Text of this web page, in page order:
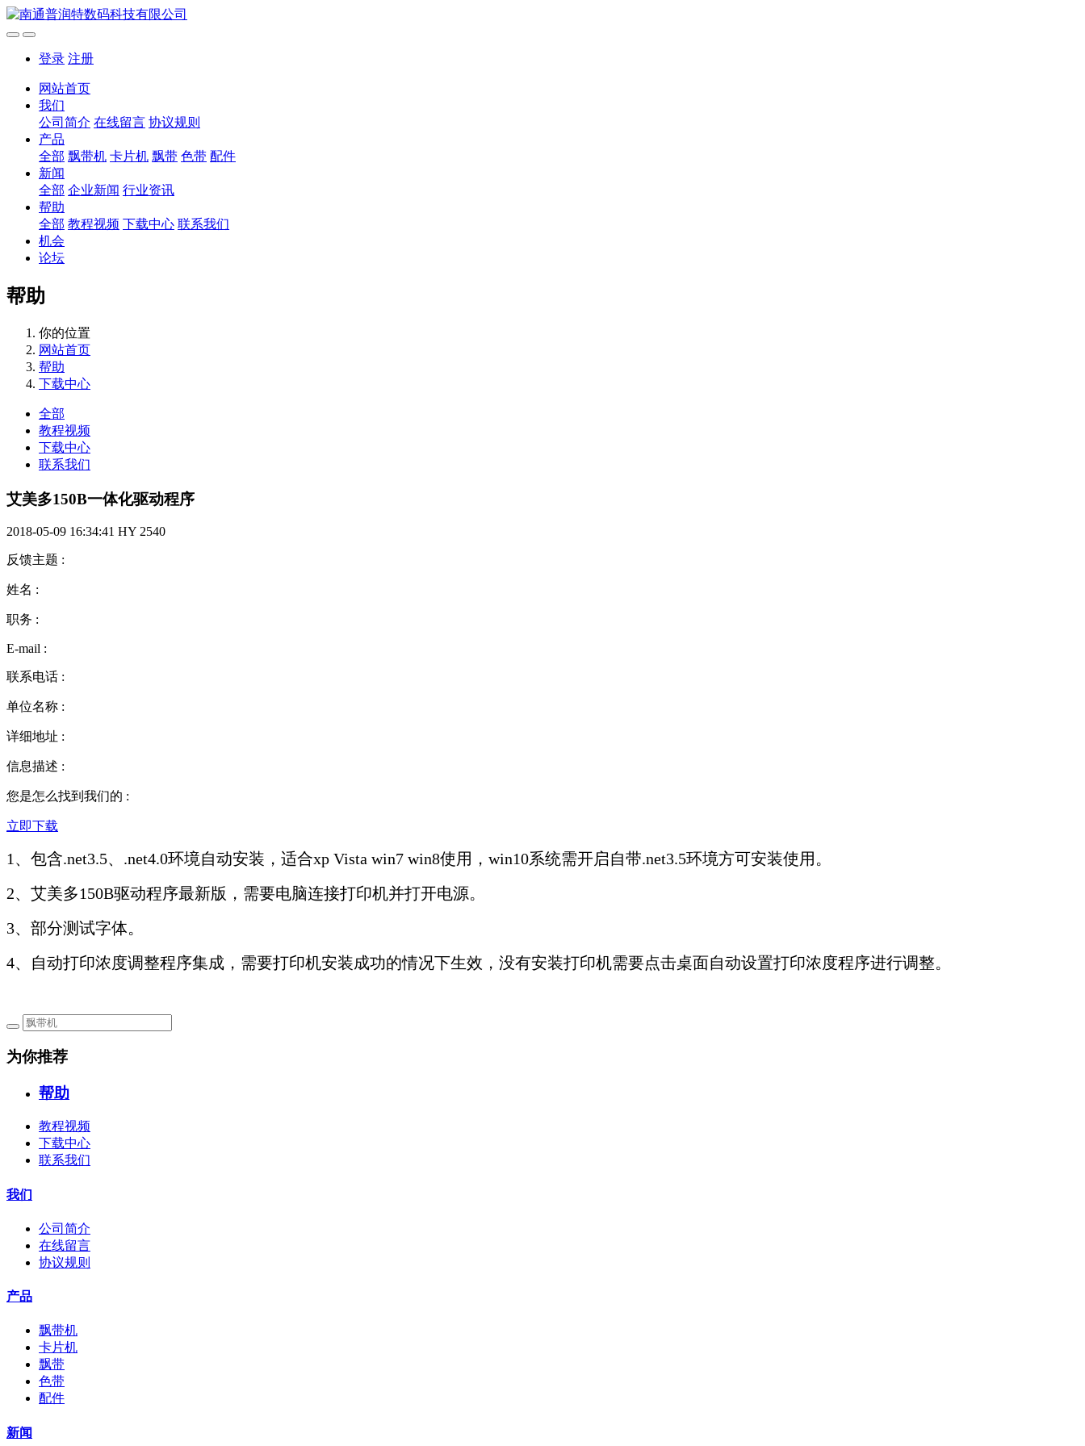
登录 注册
网站首页
我们
公司简介 在线留言 协议规则
产品
全部 飘带机 卡片机 飘带 色带 配件
新闻
全部 企业新闻 行业资讯
帮助
全部 教程视频 下载中心 联系我们
机会
论坛
帮助
你的位置
网站首页
帮助
下载中心
全部
教程视频
下载中心
联系我们
艾美多150B一体化驱动程序
2018-05-09 16:34:41 HY 2540
反馈主题 :
姓名 :
职务 :
E-mail :
联系电话 :
单位名称 :
详细地址 :
信息描述 :
您是怎么找到我们的 :
立即下载
1、包含.net3.5、.net4.0环境自动安装，适合xp Vista win7 win8使用，win10系统需开启自带.net3.5环境方可安装使用。
2、艾美多150B驱动程序最新版，需要电脑连接打印机并打开电源。
3、部分测试字体。
4、自动打印浓度调整程序集成，需要打印机安装成功的情况下生效，没有安装打印机需要点击桌面自动设置打印浓度程序进行调整。
为你推荐
帮助
教程视频
下载中心
联系我们
我们
公司简介
在线留言
协议规则
产品
飘带机
卡片机
飘带
色带
配件
新闻